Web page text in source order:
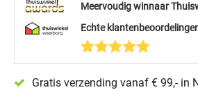
Meervoudig winnaar
Echte
Gratis verzending vanaf € 99,- in